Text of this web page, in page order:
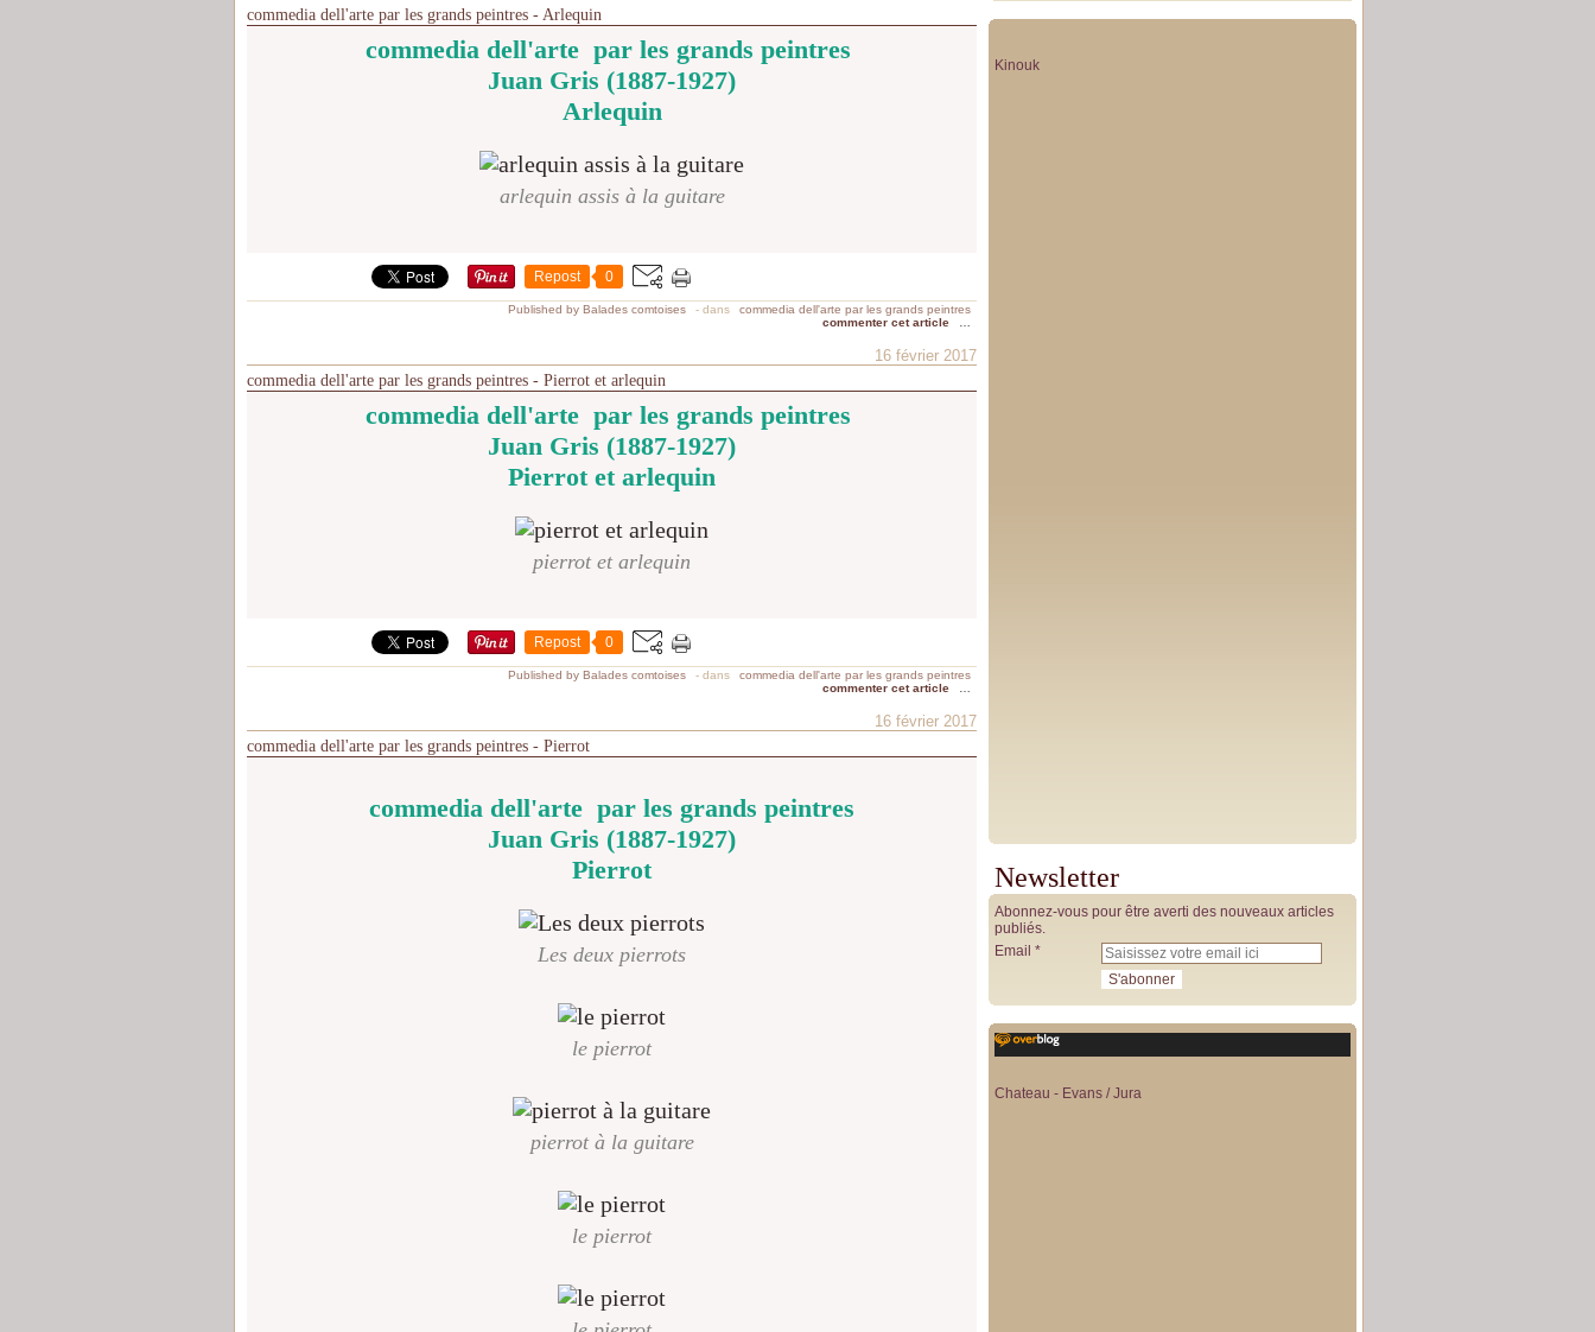
commedia dell'arte par les grands peintres - Arlequin
commedia dell'arte par les grands peintres
Juan Gris (1887-1927)
Arlequin
arlequin assis à la guitare
Repost 0
Published by Balades comtoises - dans
commedia dell'arte par les grands peintres
commenter cet article
16 février 2017
commedia dell'arte par les grands peintres - Pierrot et arlequin
commedia dell'arte par les grands peintres
Juan Gris (1887-1927)
Pierrot et arlequin
pierrot et arlequin
Repost 0
Published by Balades comtoises - dans
commedia dell'arte par les grands peintres
commenter cet article
16 février 2017
commedia dell'arte par les grands peintres - Pierrot
commedia dell'arte par les grands peintres
Juan Gris (1887-1927)
Pierrot
Les deux pierrots
le pierrot
pierrot à la guitare
le pierrot
Kinouk
Newsletter
Abonnez-vous pour être averti des nouveaux articles
publiés.
Email
Chateau - Evans / Jura